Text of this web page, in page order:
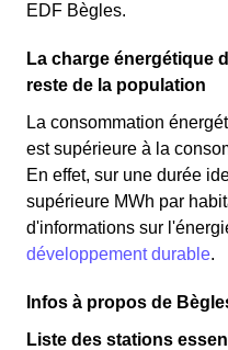
EDF Bègles.
La charge énergétique
reste de la population
La consommation
est supérieure à la
En effet, sur une durée
supérieure MWh par
d'informations sur
développement durable.
Infos à propos de
Liste des stations